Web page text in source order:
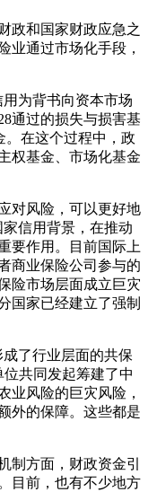
政和国家财政应急之
业通过市场化手段，
为背书向资本市场
通过的损失与损害基
。在这个过程中，政
权基金、市场化基金
对风险，可以更好地
信用背景，在推动
要作用。目前国际上
商业保险公司参与的
险市场层面成立巨灾
国家已经建立了强制
了行业层面的共保
共同发起筹建了中
业风险的巨灾风险，
外的保障。这些都是
制方面，财政资金引
目前，也有不少地方